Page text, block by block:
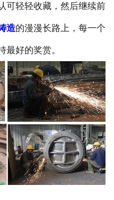
可轻轻收藏，然后继续前
造的漫漫长路上，每一个
最好的奖赏。